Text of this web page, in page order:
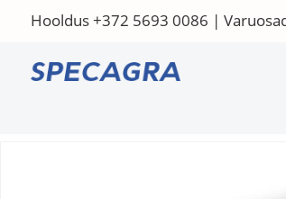
Hooldus+372 5693 0086 |